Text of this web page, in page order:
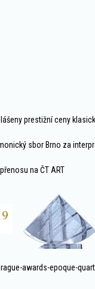
prestižní ceny
sbor Brno za
na ČT ART
awards-epoque-